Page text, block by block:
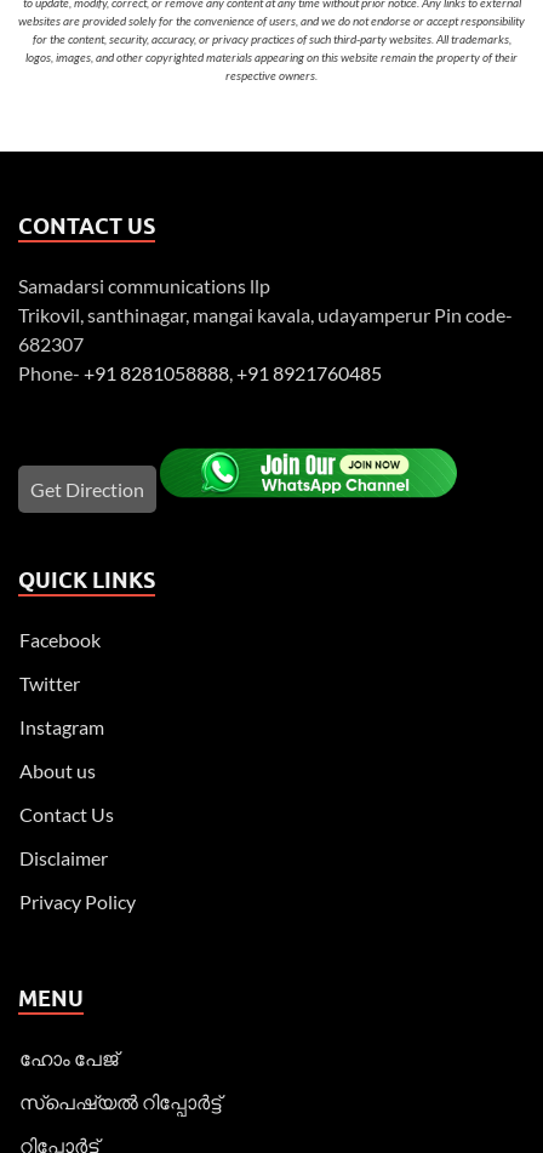
websites are provided solely for the convenience of users, and we do not endorse or accept responsibility
for the content, security, accuracy, or privacy practices of such third-party websites. All trademarks,
logos, images, and other copyrighted materials appearing on this website remain the property of their
respective owners.
CONTACT US
Samadarsi communications llp
Trikovil, santhinagar, mangai kavala, udayamperur Pin code-
682307
Phone- +91 8281058888,+91 8921760485
Get Direction
QUICK LINKS
Facebook
Twitter
Instagram
About us
Contact Us
Disclaimer
Privacy Policy
MENU
ഹോം പേജ്
സ്പെഷ്യൽ റിപ്പോര്‍ട്ട്
റിപ്പോര്‍ട്ട്